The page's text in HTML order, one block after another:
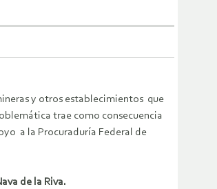
y otros establecimientos que
trae como consecuencia
a la Procuraduría Federal de
de la Riva.